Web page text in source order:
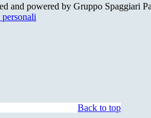
and powered by Gruppo Spaggiari
Back to top